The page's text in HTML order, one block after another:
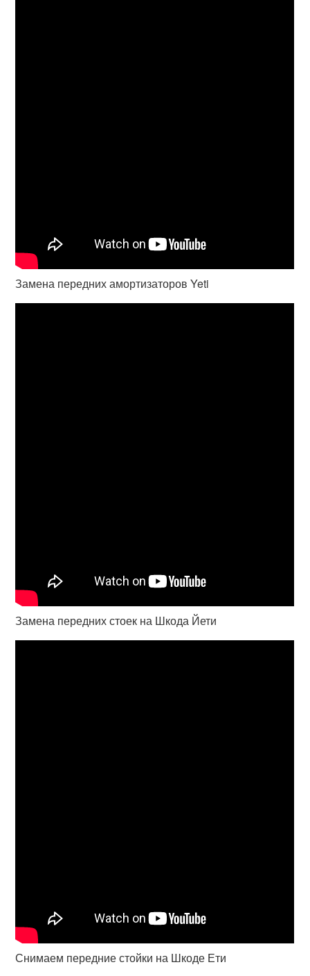
Замена передних амортизаторов Yeti
Замена передних стоек на Шкода Йети
Снимаем передние стойки на Шкоде Ети